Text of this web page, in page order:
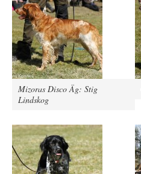
Mizoras Disco Äg: Stig
Lindskog